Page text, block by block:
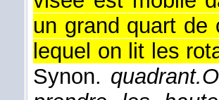
un grand quart
lequel on lit les
Synon. quadrant.